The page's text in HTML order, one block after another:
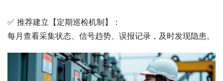
✅ 推荐建立【定期巡检机制】：
每月查看采集状态、信号趋势、误报记录，及时发现隐患。